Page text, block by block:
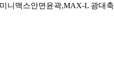
니맥스안면윤곽,MAX-L 광